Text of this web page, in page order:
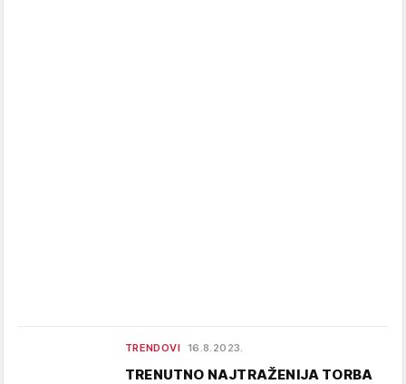
TRENDOVI 16.8.2023.
TRENUTNO NAJTRAŽENIJA TORBA